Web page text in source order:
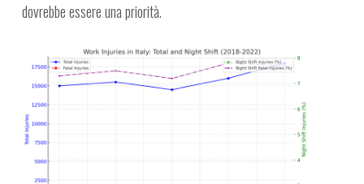
dovrebbe essere una priorità.